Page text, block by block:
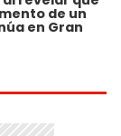
de un
en Gran